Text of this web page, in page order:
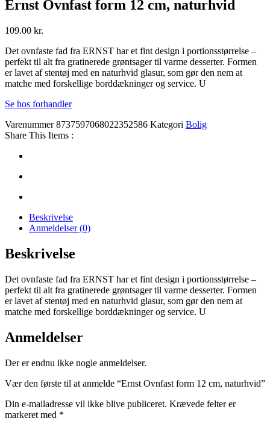
Ernst Ovnfast form 12 cm, naturhvid
109.00 kr.
Det ovnfaste fad fra ERNST har et fint design i portionsstørrelse –
perfekt til alt fra gratinerede grøntsager til varme desserter. Formen
er lavet af stentøj med en naturhvid glasur, som gør den nem at
matche med forskellige borddækninger og service. U
Se hos forhandler
Varenummer8737597068022352586 Kategori Bolig
Share This Items :
Beskrivelse
Anmeldelser (0)
Beskrivelse
Det ovnfaste fad fra ERNST har et fint design i portionsstørrelse –
perfekt til alt fra gratinerede grøntsager til varme desserter. Formen
er lavet af stentøj med en naturhvid glasur, som gør den nem at
matche med forskellige borddækninger og service. U
Anmeldelser
Der er endnu ikke nogle anmeldelser.
Vær den første til at anmelde “Ernst Ovnfast form 12 cm, naturhvid”
Din e-mailadresse vil ikke blive publiceret. Krævede felter er
markeret med *